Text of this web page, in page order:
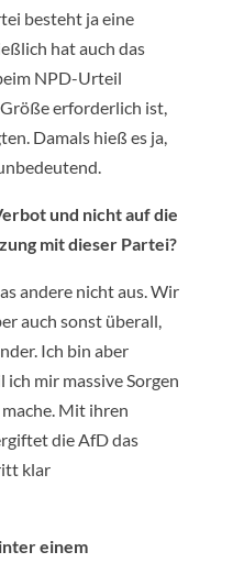
besteht ja eine
hat auch das
NPD-Urteil
erforderlich ist,
Damals hieß es ja,
und nicht auf die
mit dieser Partei?
andere nicht aus. Wir
auch sonst überall,
Ich bin aber
mir massive Sorgen
Mit ihren
die AfD das
klar
einem